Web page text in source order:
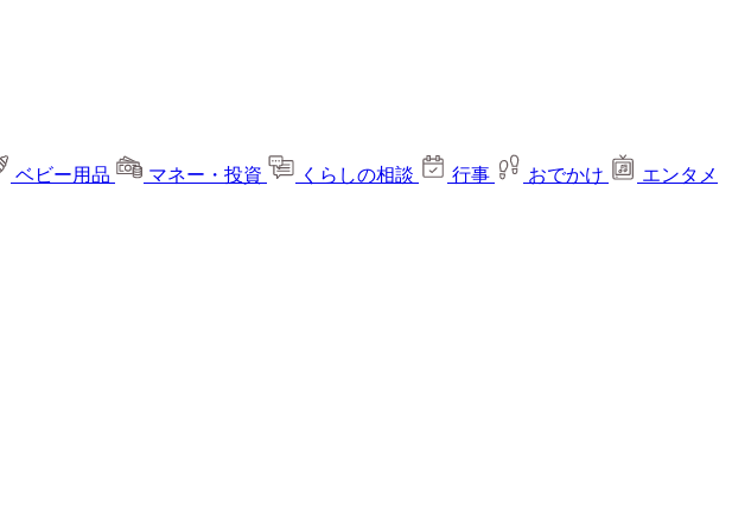
ベビー用品 マネー・投資 くらしの相談 行事 おでかけ
エンタメ